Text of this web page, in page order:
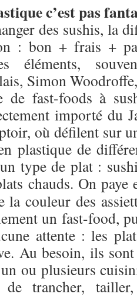
c’est pas
des sushis, la
: bon + frais +
éléments,
Simon
de fast-foods à
importé du
où défilent sur
plastique de
type de plat :
chauds. On
la couleur des
un fast-food,
attente : les
Au besoin, ils
ou plusieurs
de trancher,